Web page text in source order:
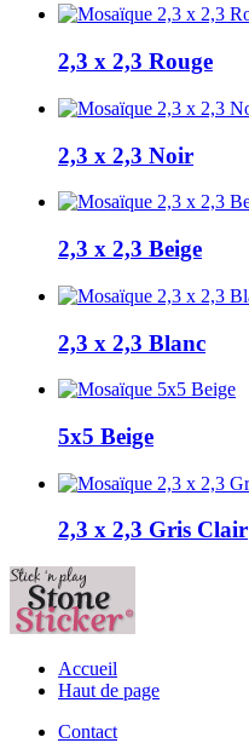
2,3 x 2,3 Rouge
2,3 x 2,3 Noir
2,3 x 2,3 Beige
2,3 x 2,3 Blanc
5x5 Beige
2,3 x 2,3 Gris Clair
Accueil
Haut de page
Contact